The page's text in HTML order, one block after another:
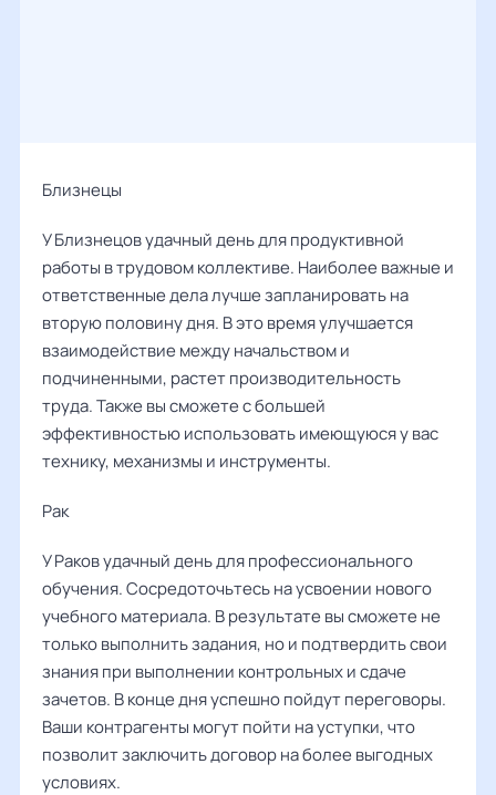
Близнецы
У Близнецов удачный день для продуктивной
работы в трудовом коллективе. Наиболее важные и
ответственные дела лучше запланировать на
вторую половину дня. В это время улучшается
взаимодействие между начальством и
подчиненными, растет производительность
труда. Также вы сможете с большей
эффективностью использовать имеющуюся у вас
технику, механизмы и инструменты.
Рак ‌‌
У Раков удачный день для профессионального
обучения. Сосредоточьтесь на усвоении нового
учебного материала. В результате вы сможете не
только выполнить задания, но и подтвердить свои
знания при выполнении контрольных и сдаче
зачетов. В конце дня успешно пойдут переговоры.
Ваши контрагенты могут пойти на уступки, что
позволит заключить договор на более выгодных
условиях.